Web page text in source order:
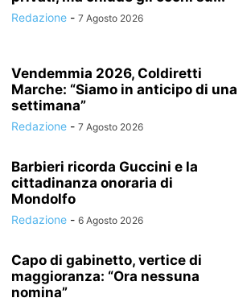
Redazione - 7 Agosto 2026
Vendemmia 2026, Coldiretti
Marche: “Siamo in anticipo di una
settimana”
Redazione - 7 Agosto 2026
Barbieri ricorda Guccini e la
cittadinanza onoraria di
Mondolfo
Redazione - 6 Agosto 2026
Capo di gabinetto, vertice di
maggioranza: “Ora nessuna
nomina”